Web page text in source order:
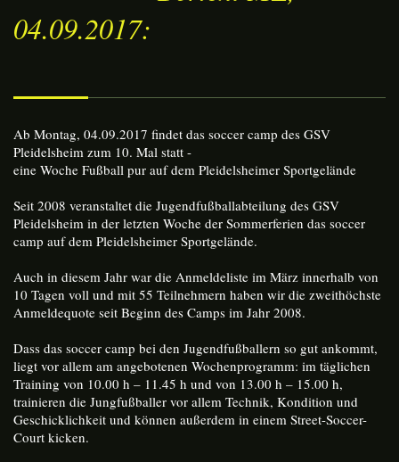
04.09.2017:
Ab Montag, 04.09.2017 findet das soccer camp des GSV
Pleidelsheim zum 10. Mal statt -
eine Woche Fußball pur auf dem Pleidelsheimer Sportgelände
Seit 2008 veranstaltet die Jugendfußballabteilung des GSV
Pleidelsheim in der letzten Woche der Sommerferien das soccer
camp auf dem Pleidelsheimer Sportgelände.
Auch in diesem Jahr war die Anmeldeliste im März innerhalb von
10 Tagen voll und mit 55 Teilnehmern haben wir die zweithöchste
Anmeldequote seit Beginn des Camps im Jahr 2008.
Dass das soccer camp bei den Jugendfußballern so gut ankommt,
liegt vor allem am angebotenen Wochenprogramm: im täglichen
Training von 10.00 h – 11.45 h und von 13.00 h – 15.00 h,
trainieren die Jungfußballer vor allem Technik, Kondition und
Geschicklichkeit und können außerdem in einem Street-Soccer-
Court kicken.